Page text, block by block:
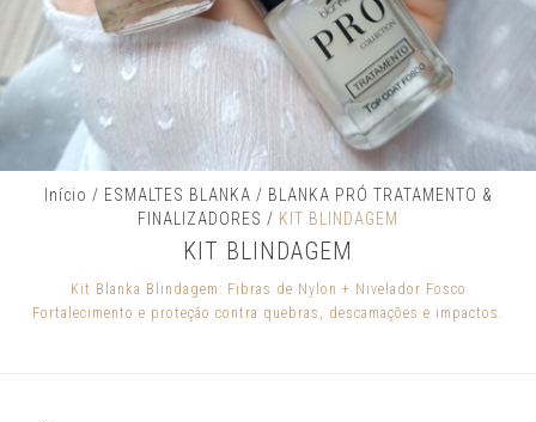
Início / ESMALTES BLANKA / BLANKA PRÓ TRATAMENTO &
FINALIZADORES / KIT BLINDAGEM
KIT BLINDAGEM
Kit Blanka Blindagem: Fibras de Nylon + Nivelador Fosco
Fortalecimento e proteção contra quebras, descamações e impactos.